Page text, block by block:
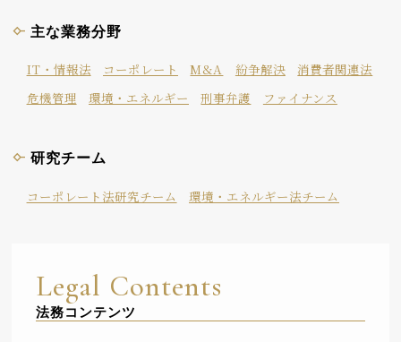
主な業務分野
IT・情報法 コーポレート M&A 紛争解決
消費者関連法
危機管理
環境・エネルギー 刑事弁護 ファイナンス
研究チーム
コーポレート法研究チーム 環境・エネルギー法チーム
Legal Contents
法務コンテンツ